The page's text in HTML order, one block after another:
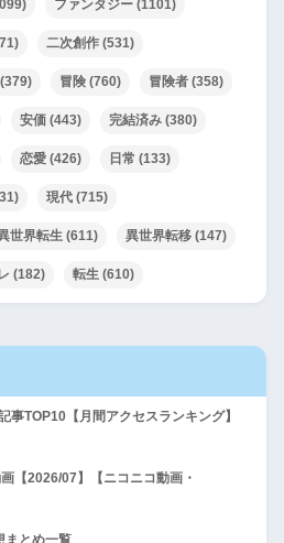
ファンタジー (1101)
二次創作 (531)
(379) 冒険 (760) 冒険者 (358)
安価 (443) 完結済み (380)
恋愛 (426) 日常 (133)
現代 (715)
世界転生 (611) 異世界転移 (147)
(182) 転生 (610)
事TOP10【月間アクセスランキング】
【2026/07】【ニコニコ動画・
まとめ一覧